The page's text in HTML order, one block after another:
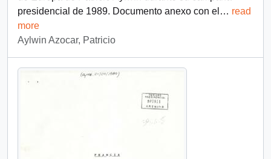
presidencial de 1989. Documento anexo con el … read
more
Aylwin Azocar, Patricio